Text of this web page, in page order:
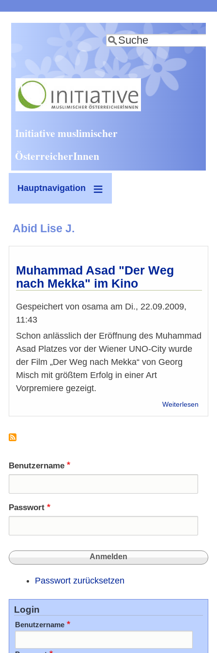
zum
Inhalt
Suche
Initiative muslimischer
ÖsterreicherInnen
Hauptnavigation
Abid Lise J.
Muhammad Asad "Der Weg
nach Mekka" im Kino
Gespeichert von osama am Di., 22.09.2009,
11:43
Schon anlässlich der Eröffnung des Muhammad
Asad Platzes vor der Wiener UNO-City wurde
der Film „Der Weg nach Mekka“ von Georg
Misch mit größtem Erfolg in einer Art
Vorpremiere gezeigt.
Weiterlesen
Benutzername
Passwort
Passwort zurücksetzen
Login
Benutzername